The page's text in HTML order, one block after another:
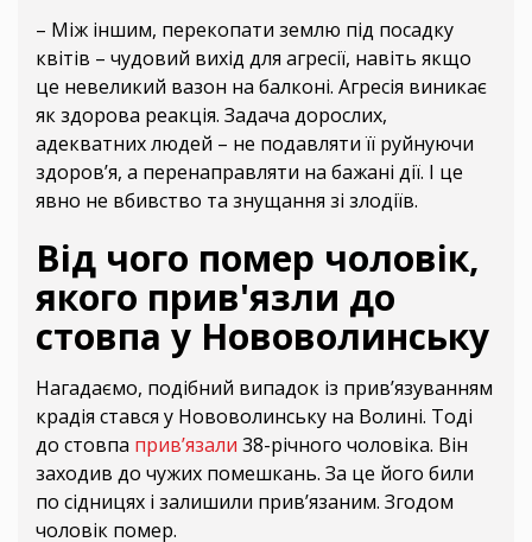
– Між іншим, перекопати землю під посадку
квітів – чудовий вихід для агресії, навіть якщо
це невеликий вазон на балконі. Агресія виникає
як здорова реакція. Задача дорослих,
адекватних людей – не подавляти її руйнуючи
здоров’я, а перенаправляти на бажані дії. І це
явно не вбивство та знущання зі злодіїв.
Від чого помер чоловік,
якого прив'язли до
стовпа у Нововолинську
Нагадаємо, подібний випадок із прив’язуванням
крадія стався у Нововолинську на Волині. Тоді
до стовпа прив’язали 38-річного чоловіка. Він
заходив до чужих помешкань. За це його били
по сідницях і залишили прив’язаним. Згодом
чоловік помер.